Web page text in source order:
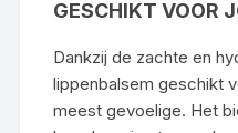
GESCHIKT VOOR
Dankzij de zachte en
lippenbalsem geschikt
meest gevoelige. Het